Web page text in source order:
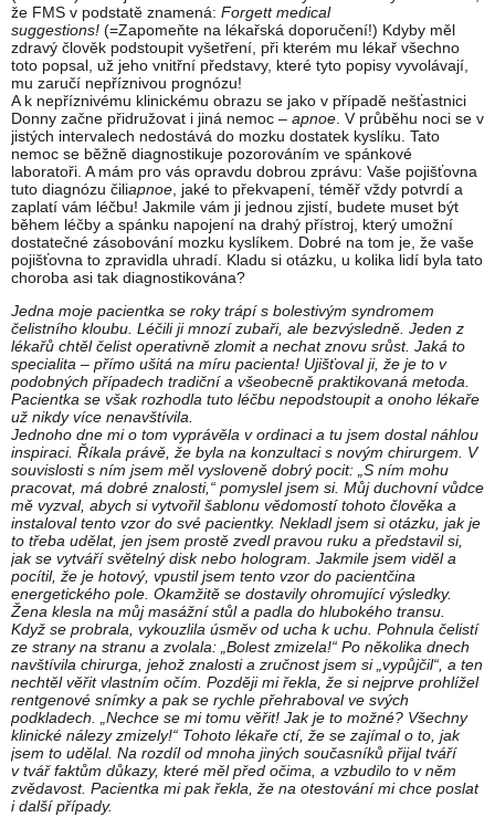
že FMS v podstatě znamená: Forgett medical
suggestions! (=Zapomeňte na lékařská doporučení!) Kdyby měl
zdravý člověk podstoupit vyšetření, při kterém mu lékař všechno
toto popsal, už jeho vnitřní představy, které tyto popisy vyvolávají,
mu zaručí nepříznivou prognózu!
A k nepříznivému klinickému obrazu se jako v případě nešťastnici
Donny začne přidružovat i jiná nemoc – apnoe . V průběhu noci se v
jistých intervalech nedostává do mozku dostatek kyslíku. Tato
nemoc se běžně diagnostikuje pozorováním ve spánkové
laboratoři. A mám pro vás opravdu dobrou zprávu: Vaše pojišťovna
tuto diagnózu čiliapnoe , jaké to překvapení, téměř vždy potvrdí a
zaplatí vám léčbu! Jakmile vám ji jednou zjistí, budete muset být
během léčby a spánku napojení na drahý přístroj, který umožní
dostatečné zásobování mozku kyslíkem. Dobré na tom je, že vaše
pojišťovna to zpravidla uhradí. Kladu si otázku, u kolika lidí byla tato
choroba asi tak diagnostikována?
Jedna moje pacientka se roky trápí s bolestivým syndromem
čelistního kloubu. Léčili ji mnozí zubaři, ale bezvýsledně. Jeden z
lékařů chtěl čelist operativně zlomit a nechat znovu srůst. Jaká to
specialita – přímo ušitá na míru pacienta! Ujišťoval ji, že je to v
podobných případech tradiční a všeobecně praktikovaná metoda.
Pacientka se však rozhodla tuto léčbu nepodstoupit a onoho lékaře
už nikdy více nenavštívila.
Jednoho dne mi o tom vyprávěla v ordinaci a tu jsem dostal náhlou
inspiraci. Říkala právě, že byla na konzultaci s novým chirurgem. V
souvislosti s ním jsem měl vysloveně dobrý pocit: „S ním mohu
pracovat, má dobré znalosti,“ pomyslel jsem si. Můj duchovní vůdce
mě vyzval, abych si vytvořil šablonu vědomostí tohoto člověka a
instaloval tento vzor do své pacientky. Nekladl jsem si otázku, jak je
to třeba udělat, jen jsem prostě zvedl pravou ruku a představil si,
jak se vytváří světelný disk nebo hologram. Jakmile jsem viděl a
pocítil, že je hotový, vpustil jsem tento vzor do pacientčina
energetického pole. Okamžitě se dostavily ohromující výsledky.
Žena klesla na můj masážní stůl a padla do hlubokého transu.
Když se probrala, vykouzlila úsměv od ucha k uchu. Pohnula čelistí
ze strany na stranu a zvolala: „Bolest zmizela!“ Po několika dnech
navštívila chirurga, jehož znalosti a zručnost jsem si „vypůjčil“, a ten
nechtěl věřit vlastním očím. Později mi řekla, že si nejprve prohlížel
rentgenové snímky a pak se rychle přehraboval ve svých
podkladech. „Nechce se mi tomu věřit! Jak je to možné? Všechny
klinické nálezy zmizely!“ Tohoto lékaře ctí, že se zajímal o to, jak
jsem to udělal. Na rozdíl od mnoha jiných současníků přijal tváří
v tvář faktům důkazy, které měl před očima, a vzbudilo to v něm
zvědavost. Pacientka mi pak řekla, že na otestování mi chce poslat
i další případy.